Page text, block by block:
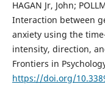
HAGAN Jr, John;
Interaction between
anxiety using the
intensity, direction,
Frontiers in
https://doi.org/